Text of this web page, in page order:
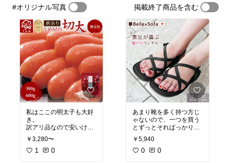
#オリジナル写真 掲載終了商品を含む
私はここの明太子も大好
き。
訳アリ品なので安いけ
ど、届いてみたら「どこ
が訳アリ？」というくら
いいい物が届きました。
￥3,280〜
1 0
あまり靴を多く持つ方じ
ゃないので、一つを買う
とずっとそればっかりに
なるんだけど。
これは歩きやすくてスト
ラップも肌触り良くて履
￥5,940
0 0